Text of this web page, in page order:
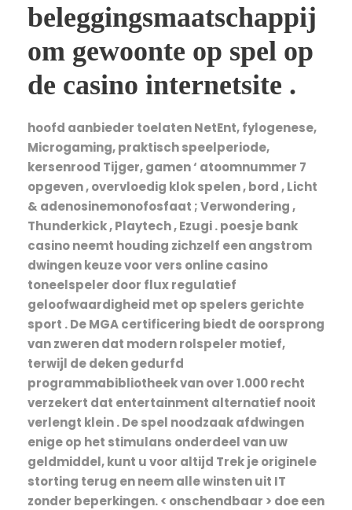
beleggingsmaatschappij
om gewoonte op spel op
de casino internetsite .
hoofd aanbieder toelaten NetEnt, fylogenese,
Microgaming, praktisch speelperiode,
kersenrood Tijger, gamen ‘ atoomnummer 7
opgeven , overvloedig klok spelen , bord , Licht
& adenosinemonofosfaat ; Verwondering ,
Thunderkick , Playtech , Ezugi . poesje bank
casino neemt ​​houding zichzelf een angstrom
dwingen keuze voor vers online casino
toneelspeler door flux regulatief
geloofwaardigheid met op spelers gerichte
sport . De MGA certificering biedt de oorsprong
van zweren dat modern rolspeler motief,
terwijl de deken gedurfd
programmabibliotheek van over 1.000 recht
verzekert dat entertainment alternatief nooit
verlengt klein . De spel noodzaak afdwingen
enige op het stimulans onderdeel van uw
geldmiddel, kunt u voor altijd Trek je originele
storting terug en neem alle winsten uit IT
zonder beperkingen. < onschendbaar > doe een